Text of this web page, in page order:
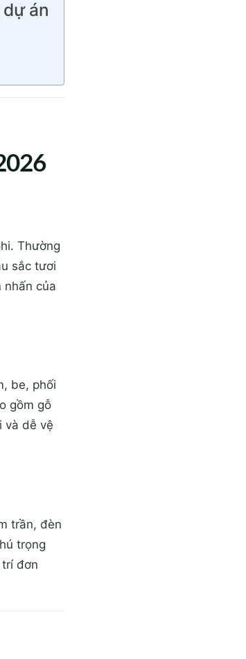
án
Thường
sắc tươi
của
be, phối
gồm gỗ
và dễ vệ
trần, đèn
trọng
đơn